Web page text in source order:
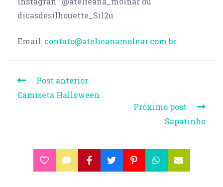
dicasdesilhouette_Sil2u
Email: contato@atelieanamolnar.com.br
Post anterior
Camiseta Halloween
Próximo post
Sapatinho